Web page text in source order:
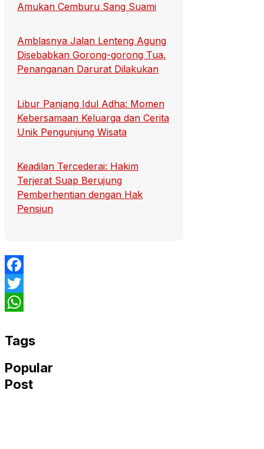
Amukan Cemburu Sang Suami
Amblasnya Jalan Lenteng Agung
Disebabkan Gorong-gorong Tua,
Penanganan Darurat Dilakukan
Libur Panjang Idul Adha: Momen
Kebersamaan Keluarga dan Cerita
Unik Pengunjung Wisata
Keadilan Tercederai: Hakim
Terjerat Suap Berujung
Pemberhentian dengan Hak
Pensiun
Facebook
Twitter
Tags
Popular
Post